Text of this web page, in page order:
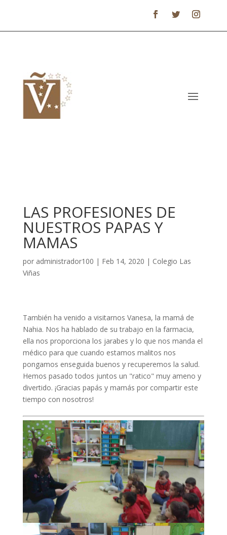
LAS PROFESIONES DE
NUESTROS PAPAS Y
MAMAS
por administrador100 | Feb 14, 2020 | Colegio Las
Viñas
También ha venido a visitarnos Vanesa, la mamá de
Nahia. Nos ha hablado de su trabajo en la farmacia,
ella nos proporciona los jarabes y lo que nos manda el
médico para que cuando estamos malitos nos
pongamos enseguida buenos y recuperemos la salud.
Hemos pasado todos juntos un "ratico" muy ameno y
divertido. ¡Gracias papás y mamás por compartir este
tiempo con nosotros!